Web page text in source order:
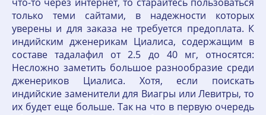
только теми сайтами, в надежности которых
уверены и для заказа не требуется предоплата. К
индийским дженерикам Циалиса, содержащим в
составе тадалафил от 2.5 до 40 мг, относятся:
Несложно заметить большое разнообразие среди
дженериков Циалиса. Хотя, если поискать
индийские заменители для Виагры или Левитры, то
их будет еще больше. Так на что в первую очередь